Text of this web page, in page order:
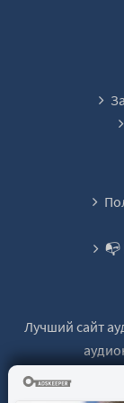
📭
Лучший сайт